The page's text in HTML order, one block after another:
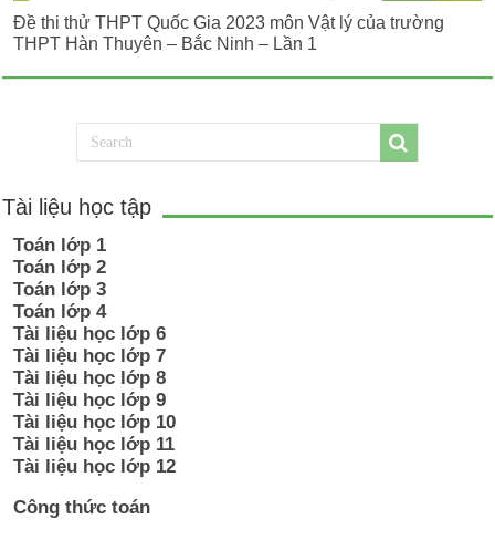
Đề thi thử THPT Quốc Gia 2023 môn Vật lý của trường
THPT Hàn Thuyên – Bắc Ninh – Lần 1
Tài liệu học tập
Toán lớp 1
Toán lớp 2
Toán lớp 3
Toán lớp 4
Tài liệu học lớp 6
Tài liệu học lớp 7
Tài liệu học lớp 8
Tài liệu học lớp 9
Tài liệu học lớp 10
Tài liệu học lớp 11
Tài liệu học lớp 12
Công thức toán